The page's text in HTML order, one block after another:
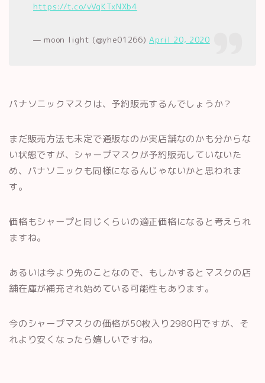
https://t.co/vVqKTxNXb4
— moon light (@yhe01266)April 20, 2020
パナソニックマスクは、予約販売するんでしょうか？
まだ販売方法も未定で通販なのか実店舗なのかも分からな
い状態ですが、シャープマスクが予約販売していないた
め、パナソニックも同様になるんじゃないかと思われま
す。
価格もシャープと同じくらいの適正価格になると考えられ
ますね。
あるいは今より先のことなので、もしかするとマスクの店
舗在庫が補充され始めている可能性もあります。
今のシャープマスクの価格が50枚入り2980円ですが、そ
れより安くなったら嬉しいですね。